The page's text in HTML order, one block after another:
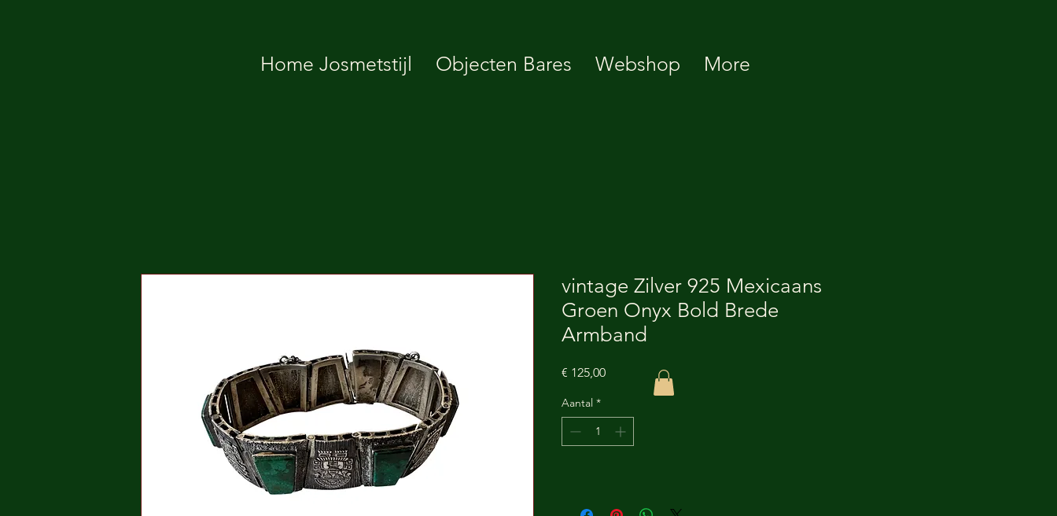
Home Josmetstijl Objecten Bares Webshop More
vintage Zilver 925 Mexicaans
Groen Onyx Bold Brede
Armband
€ 125,00Prijs
Aantal *